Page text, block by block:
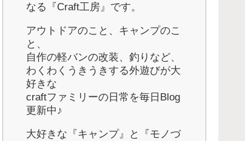
なる『Craft工房』です。
アウトドアのこと、キャンプのこ
と、
自作の軽バンの改装、釣りなど、
わくわくうきうきする外遊びが大
好きな
craftファミリーの日常を毎日Blog
更新中♪
大好きな『キャンプ』と『モノづ